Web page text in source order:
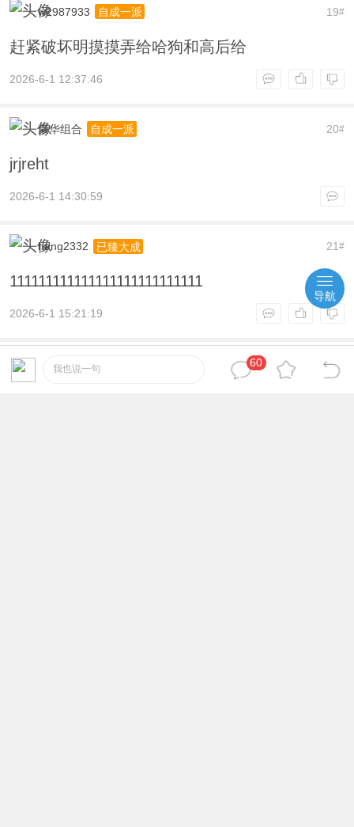
19#
w2987933 自成一派
赶紧破坏明摸摸弄给哈狗和高后给
2026-6-1 12:37:46
20#
豪华组合 自成一派
jrjreht
2026-6-1 14:30:59
21#
hang2332 已臻大成
111111111111111111111111111
2026-6-1 15:21:19
22
17705542379
我也说一句
60
导航